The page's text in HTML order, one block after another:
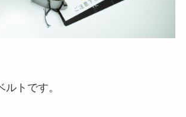
トです。